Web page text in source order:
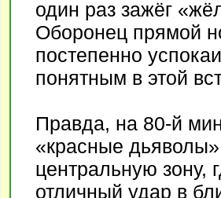
один раз зажёг
Оборонец прямой
постепенно
понятным в этой
Правда, на 80-й
«красные
центральную зону,
отличный удар в